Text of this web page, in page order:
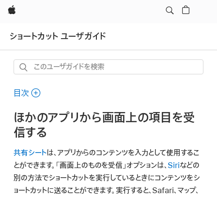
Apple
ショートカット ユーザガイド
こ
ユ
ザ
ガ
ド
を
検
索
目次
ほかのアプリから画面上の項目を受
信する
共有シートは、アプリからのコンテンツを入力として使用するこ
とができます。「画面上のものを受信」オプションは、 Siriなどの
別の方法でショートカットを実行しているときにコンテンツをシ
ョートカットに送ることができます。実行すると、Safari、マップ、